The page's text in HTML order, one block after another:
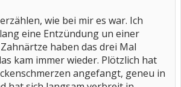
wie bei mir es war. Ich
eine Entzündung un einer
haben das drei Mal
kam immer wieder. Plötzlich hat
angefangt, geneu in